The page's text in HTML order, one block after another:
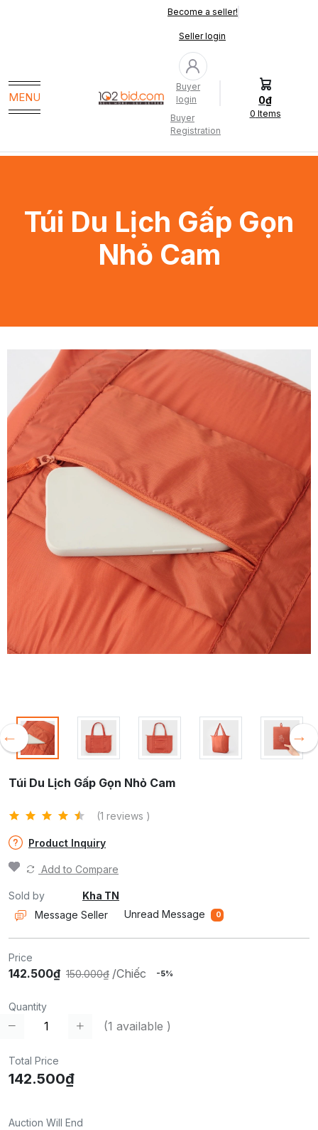
Become a seller!
Seller login
MENU
Buyer
login
Buyer
Registration
0₫
0 Items
Túi Du Lịch Gấp Gọn
Nhỏ Cam
Previous
Túi Du Lịch Gấp Gọn Nhỏ Cam
(1 reviews )
Product Inquiry
Add to Compare
Sold by
Kha TN
Message Seller
Unread Message 0
Price
142.500₫ 150.000₫ /Chiếc -5%
Quantity
(1 available )
Total Price
142.500₫
Auction Will End